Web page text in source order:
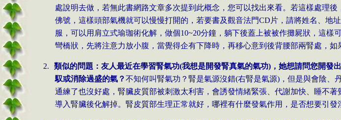
處說明去做，若無此書網路文章多次提到此概念，您可以找出來看。若這樣處理
佛號，這樣頭部氣機就可以慢慢打開的，若要書及觀音法門CD 片，請將姓名、地
服，可以用肩立式瑜珈術化解，做個10~20分鐘，躺下後蓋上被被作攤屍狀，這樣
彎橋狀，先將注意力放小腹，當覺得企有下降時，再移心意到後背腰部兩腎處，
2. 類似的問題：友人最近在學習腎氣功(我想是開發腎真氣的氣功) ，她想請問您開發
馭或消除過盛的氣？不知何叫腎氣功？腎是氣源沒錯(右腎是氣源) ，但是與會陰、
通練了也沒好處，腎臟皮質部被刺激太利害，會誘發情緒緊張、代謝加快、睡不
導入腎臟後化解掉。腎皮質部生理正常就好，哪裡有什麼發氣作用，是否想要引